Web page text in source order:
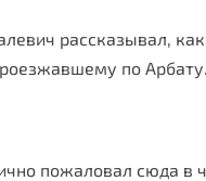
рассказывал,
по Арбату.
пожаловал сюда